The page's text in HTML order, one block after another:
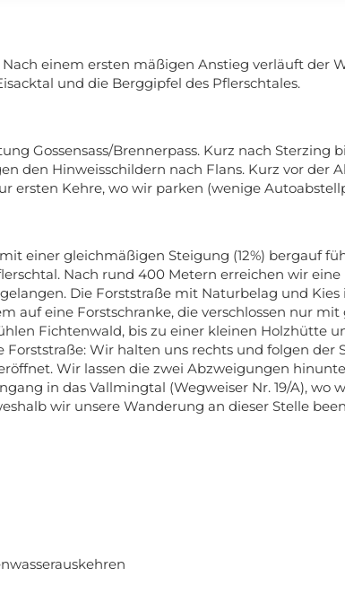
einem ersten mäßigen Anstieg verläuft der
und die Berggipfel des Pflerschtales.
Gossensass/Brennerpass. Kurz nach Sterzing
den Hinweisschildern nach Flans. Kurz vor der
ersten Kehre, wo wir parken (wenige
einer gleichmäßigen Steigung (12%) bergauf
Nach rund 400 Metern erreichen wir eine
Die Forststraße mit Naturbelag und Kies
auf eine Forstschranke, die verschlossen nur mit
Fichtenwald, bis zu einer kleinen Holzhütte
Wir halten uns rechts und folgen der
Wir lassen die zwei Abzweigungen
in das Vallmingtal (Wegweiser Nr. 19/A), wo
wir unsere Wanderung an dieser Stelle